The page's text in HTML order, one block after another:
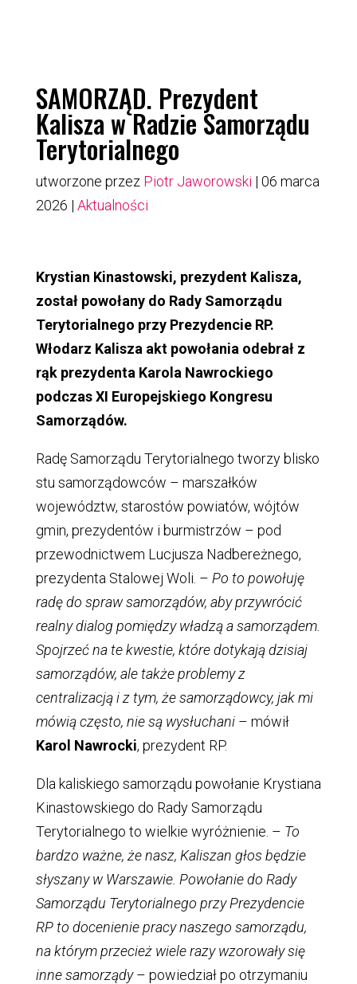
SAMORZĄD. Prezydent
Kalisza w Radzie Samorządu
Terytorialnego
utworzone przez Piotr Jaworowski | 06 marca
2026 | Aktualności
Krystian Kinastowski, prezydent Kalisza,
został powołany do Rady Samorządu
Terytorialnego przy Prezydencie RP.
Włodarz Kalisza akt powołania odebrał z
rąk prezydenta Karola Nawrockiego
podczas XI Europejskiego Kongresu
Samorządów.
Radę Samorządu Terytorialnego tworzy blisko
stu samorządowców – marszałków
województw, starostów powiatów, wójtów
gmin, prezydentów i burmistrzów – pod
przewodnictwem Lucjusza Nadbereżnego,
prezydenta Stalowej Woli. – Po to powołuję
radę do spraw samorządów, aby przywrócić
realny dialog pomiędzy władzą a samorządem.
Spojrzeć na te kwestie, które dotykają dzisiaj
samorządów, ale także problemy z
centralizacją i z tym, że samorządowcy, jak mi
mówią często, nie są wysłuchani– mówił
Karol Nawrocki, prezydent RP.
Dla kaliskiego samorządu powołanie Krystiana
Kinastowskiego do Rady Samorządu
Terytorialnego to wielkie wyróżnienie. – To
bardzo ważne, że nasz, Kaliszan głos będzie
słyszany w Warszawie. Powołanie do Rady
Samorządu Terytorialnego przy Prezydencie
RP to docenienie pracy naszego samorządu,
na którym przecież wiele razy wzorowały się
inne samorządy– powiedział po otrzymaniu